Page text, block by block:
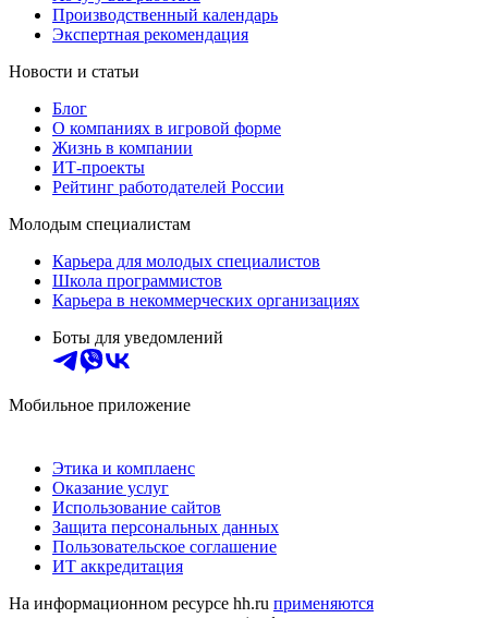
Производственный календарь
Экспертная рекомендация
Новости и статьи
Блог
О компаниях в игровой форме
Жизнь в компании
ИТ-проекты
Рейтинг работодателей России
Молодым специалистам
Карьера для молодых специалистов
Школа программистов
Карьера в некоммерческих организациях
Боты для уведомлений
Мобильное приложение
Этика и комплаенс
Оказание услуг
Использование сайтов
Защита персональных данных
Пользовательское соглашение
ИТ аккредитация
На информационном ресурсе hh.ru применяются